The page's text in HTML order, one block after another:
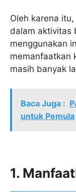
Oleh karena
dalam aktivitas
menggunakan
memanfaatkan
masih banyak
Baca Juga :
untuk Pemula
1.